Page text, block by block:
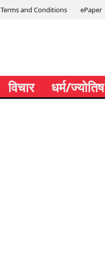
Terms and Conditions ePaper
विचार धर्म/ज्योतिष